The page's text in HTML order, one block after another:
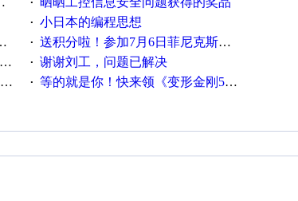
·
· 小日本的编程思想
· 送积分啦！参加7月6日菲尼克斯在线研讨会即得
· 谢谢刘工，问题已解决
· 等的就是你！快来领《变形金刚5》观影券